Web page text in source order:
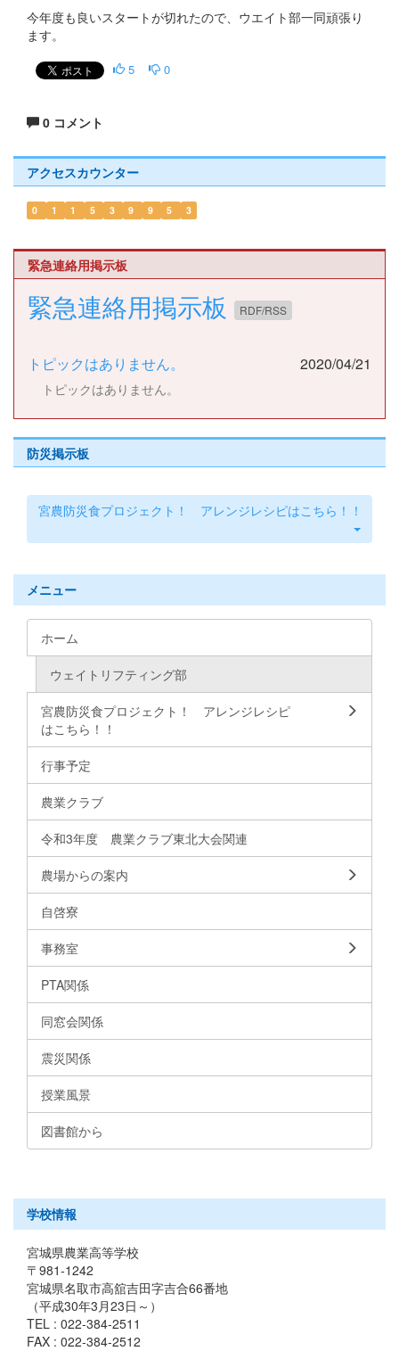
今年度も良いスタートが切れたので、ウエイト部一同頑張り
ます。
5 0
0 コメント
アクセスカウンター
0 1 1 5 3 9 9 5 3
緊急連絡用掲示板
緊急連絡用掲示板 RDF/RSS
トピックはありません。 2020/04/21
トピックはありません。
防災掲示板
宮農防災食プロジェクト！ アレンジレシピはこちら！！
メニュー
ホーム
ウェイトリフティング部
宮農防災食プロジェクト！ アレンジレシピ
はこちら！！
行事予定
農業クラブ
令和3年度 農業クラブ東北大会関連
農場からの案内
自啓寮
事務室
PTA関係
同窓会関係
震災関係
授業風景
図書館から
学校情報
宮城県農業高等学校
〒981-1242
宮城県名取市高舘吉田字吉合66番地
（平成30年3月23日～）
TEL : 022-384-2511
FAX : 022-384-2512